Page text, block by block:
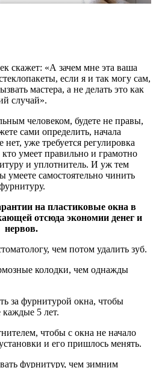
скажет: «А зачем мне эта ваша
если я и так могу сам,
мастера, а не делать это как
случай».
человеком, будете не правы,
сами определить, начала
уже требуется регулировка
умеет правильно и грамотно
и уплотнитель. И уж тем
умеете самостоятельно чинить
на пластиковые окна в
отсюда экономии денег и
нервов.
чем потом удалить зуб.
колодки, чем однажды
за фурнитурой окна, чтобы
каждые 5 лет.
чтобы с окна не начало
и его пришлось менять.
фурнитуру, чем зимним